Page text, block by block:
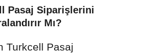
Pasaj Siparişlerini
Mı?
Turkcell Pasaj